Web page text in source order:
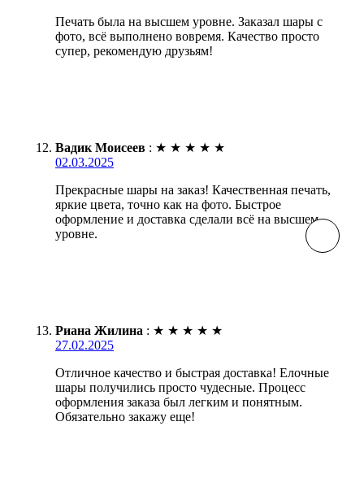
Печать была на высшем уровне. Заказал шары с
фото, всё выполнено вовремя. Качество просто
супер, рекомендую друзьям!
Вадик Моисеев : ★ ★ ★ ★ ★
02.03.2025
Прекрасные шары на заказ! Качественная печать,
яркие цвета, точно как на фото. Быстрое
оформление и доставка сделали всё на высшем
уровне.
Риана Жилина : ★ ★ ★ ★ ★
27.02.2025
Отличное качество и быстрая доставка! Елочные
шары получились просто чудесные. Процесс
оформления заказа был легким и понятным.
Обязательно закажу еще!